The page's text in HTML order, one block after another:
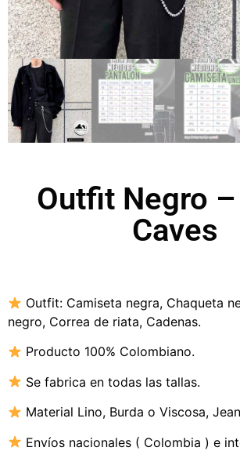
Outfit Negro
Caves
Outfit: Camiseta negra, Chaqueta
negro, Correa de riata, Cadenas.
Producto 100% Colombiano.
Se fabrica en todas las tallas.
Material Lino, Burda o Viscosa, Jean
Envíos nacionales ( Colombia ) e